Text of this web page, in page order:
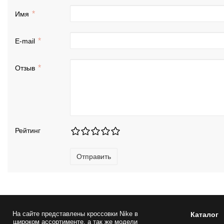
Имя
E-mail
Отзыв
Рейтинг
Отправить
На сайте представлены кроссовки Nikeв
широком ассортименте, а так же модели
Каталог